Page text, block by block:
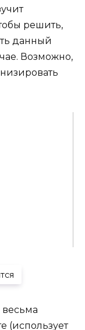
решить,
данный
Возможно,
(использует